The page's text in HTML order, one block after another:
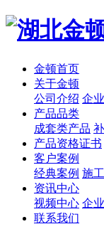
金顿首页
关于金顿
公司介绍 企
产品品类
成套类产品
产品资格证书
客户案例
经典案例 施
资讯中心
视频中心 企
联系我们